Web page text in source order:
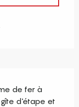
de fer à
d'étape et